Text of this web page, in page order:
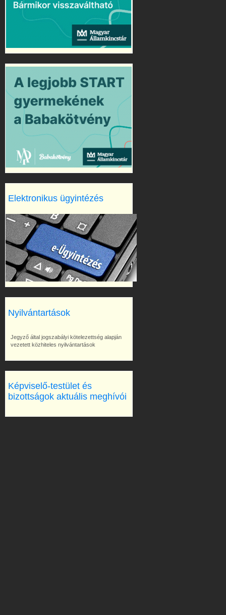
Elektronikus ügyintézés
Nyilvántartások
Jegyző által jogszabályi kötelezettség alapján
vezetett közhiteles nyilvántartások
Képviselő-testület és
bizottságok aktuális meghívói